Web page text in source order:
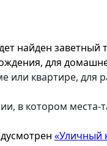
найден заветный
для
квартире, для
в котором места-
«Уличный